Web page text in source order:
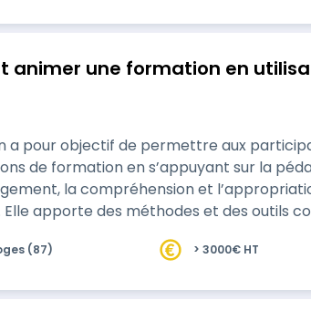
animer une formation en
a pour objectif de permettre aux
de formation en s’appuyant sur la
la compréhension et
apporte des méthodes et des outils
d’apprentissage participatifs, en
(87) > 3000€ HT